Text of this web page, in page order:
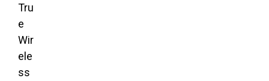
Tru
e
Wir
ele
ss